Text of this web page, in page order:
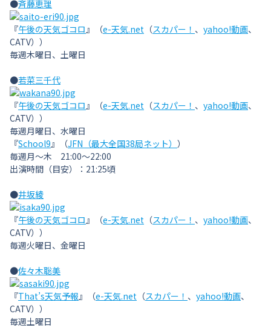
●斉藤恵理
『午後の天気ゴコロ』（e-天気.net （スカパー！ 、 yahoo!動画、
CATV））
毎週木曜日、土曜日
●若菜三千代
『午後の天気ゴコロ』（e-天気.net （スカパー！ 、 yahoo!動画、
CATV））
毎週月曜日、水曜日
『School9』（JFN（最大全国38局ネット） ）
毎週月〜木 21:00〜22:00
出演時間（目安）：21:25頃
●井坂綾
『午後の天気ゴコロ』（e-天気.net （スカパー！ 、 yahoo!動画、
CATV））
毎週火曜日、金曜日
●佐々木聡美
『That’s天気予報』（e-天気.net （スカパー！ 、 yahoo!動画、
CATV））
毎週土曜日